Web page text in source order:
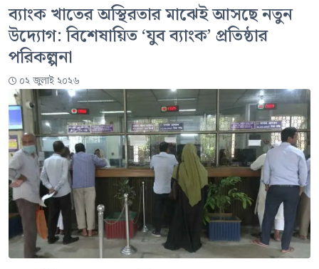
ব্যাংক খাতের অস্থিরতার মাঝেই আসছে নতুন
উদ্যোগ: বিশেষায়িত ‘যুব ব্যাংক’ প্রতিষ্ঠার
পরিকল্পনা
০২ জুলাই ২০২৬